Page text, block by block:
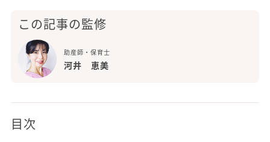
この記事の監修
助産師・保育士
河井 恵美
目次